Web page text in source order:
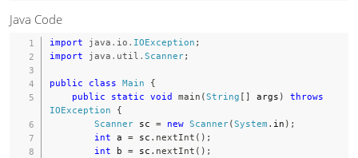
Java Code
import java . io . IOException ;
import
java . util . Scanner;
public class Main
{
public
static void main (String [ ] args )
throws
IOException
{
Scanner sc = new Scanner(System . in ) ;
int a = sc . nextInt ( ) ;
int b = sc . nextInt ( ) ;